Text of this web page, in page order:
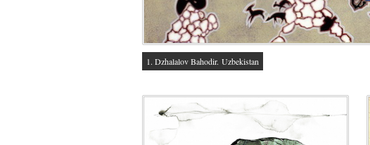
1. Dzhalalov Bahodir. Uzbekistan